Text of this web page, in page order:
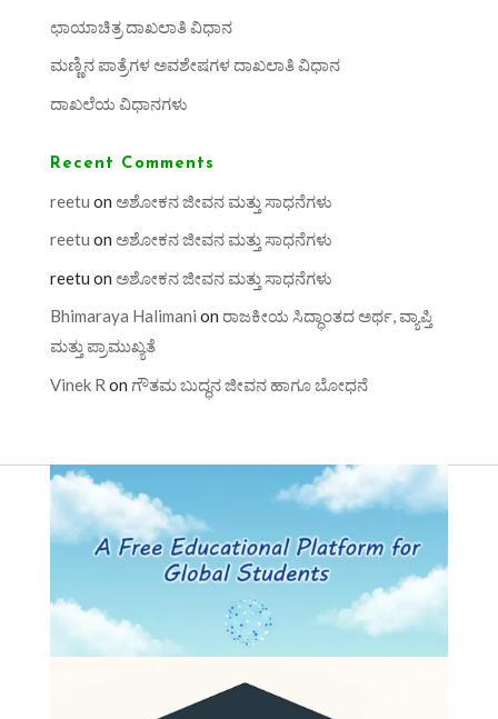
ಛಾಯಾಚಿತ್ರ ದಾಖಲಾತಿ ವಿಧಾನ
ಮಣ್ಣಿನ ಪಾತ್ರೆಗಳ ಅವಶೇಷಗಳ ದಾಖಲಾತಿ ವಿಧಾನ
ದಾಖಲೆಯ ವಿಧಾನಗಳು
Recent Comments
reetu on ಅಶೋಕನ ಜೀವನ ಮತ್ತು ಸಾಧನೆಗಳು
reetu on ಅಶೋಕನ ಜೀವನ ಮತ್ತು ಸಾಧನೆಗಳು
reetu on ಅಶೋಕನ ಜೀವನ ಮತ್ತು ಸಾಧನೆಗಳು
Bhimaraya Halimani on ರಾಜಕೀಯ ಸಿದ್ಧಾಂತದ ಅರ್ಥ, ವ್ಯಾಪ್ತಿ
ಮತ್ತು ಪ್ರಾಮುಖ್ಯತೆ
Vinek R on ಗೌತಮ ಬುದ್ಧನ ಜೀವನ ಹಾಗೂ ಬೋಧನೆ